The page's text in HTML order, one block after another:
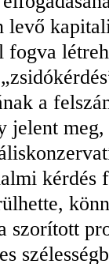
levő
a
jelent
kérdés
szorított